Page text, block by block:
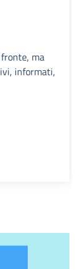
ma
informati,